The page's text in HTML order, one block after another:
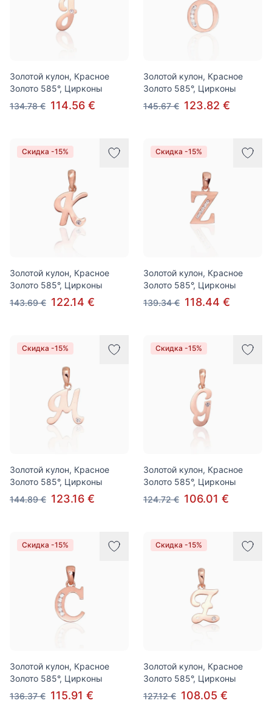
Золотой кулон, Красное
Золото 585°, Цирконы
134.78 € 114.56 €
Золотой кулон, Красное
Золото 585°, Цирконы
145.67 € 123.82 €
Скидка -15%
Золотой кулон, Красное
Золото 585°, Цирконы
143.69 € 122.14 €
Скидка -15%
Золотой кулон, Красное
Золото 585°, Цирконы
139.34 € 118.44 €
Скидка -15%
Золотой кулон, Красное
Золото 585°, Цирконы
144.89 € 123.16 €
Скидка -15%
Золотой кулон, Красное
Золото 585°, Цирконы
124.72 € 106.01 €
Скидка -15%
Золотой кулон, Красное
Золото 585°, Цирконы
136.37 € 115.91 €
Скидка -15%
Золотой кулон, Красное
Золото 585°, Цирконы
127.12 € 108.05 €